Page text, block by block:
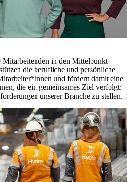
in den Mittelpunkt
die berufliche und persönliche
und fördern damit eine
die ein gemeinsames Ziel verfolgt:
unserer Branche zu stellen.